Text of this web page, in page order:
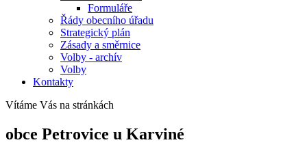
Formuláře
Řády obecního úřadu
Strategický plán
Zásady a směrnice
Volby - archív
Volby
Kontakty
Vítáme Vás na stránkách
obce Petrovice u Karviné